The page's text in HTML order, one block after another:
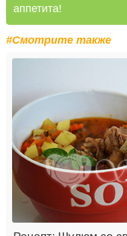
аппетита!
#Смотрите также